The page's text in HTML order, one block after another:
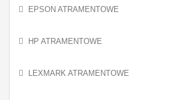
EPSON ATRAMENTOWE
HP ATRAMENTOWE
LEXMARK ATRAMENTOWE